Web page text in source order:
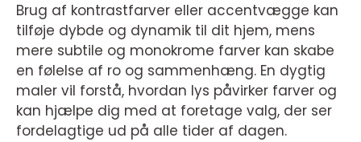
Brug af kontrastfarver eller accentvægge kan
tilføje dybde og dynamik til dit hjem, mens
mere subtile og monokrome farver kan skabe
en følelse af ro og sammenhæng. En dygtig
maler vil forstå, hvordan lys påvirker farver og
kan hjælpe dig med at foretage valg, der ser
fordelagtige ud på alle tider af dagen.